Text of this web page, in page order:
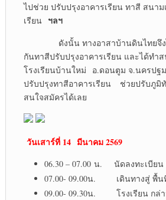
ไปช่วย ปรับปรุงอาคารเรียน ทาสี สนาม
เรียน ฯลฯ
ดังนั้น ทางอาสาบ้านดินไทยจึงไ
กันทาสีปรับปรุงอาคารเรียน และได้ทำ
โรงเรียนบ้านใหม่ อ.ดอนตูม จ.นครป
ปรับปรุงทาสีอาคารเรียน ช่วยปรับภูมิ
สนใจสมัครได้เลย
วันเสาร์ที่ 14 มีนาคม 2569
06.30 – 07.00 น. นัดลงทะเบียน
07.00- 09.00น. เดินทางสู่ พื้น
09.00- 09.30น. โรงเรียน กล่